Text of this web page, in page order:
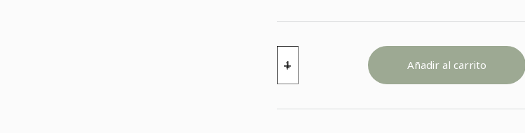
ACID
ORDINARY
ML
Añadir al carrito